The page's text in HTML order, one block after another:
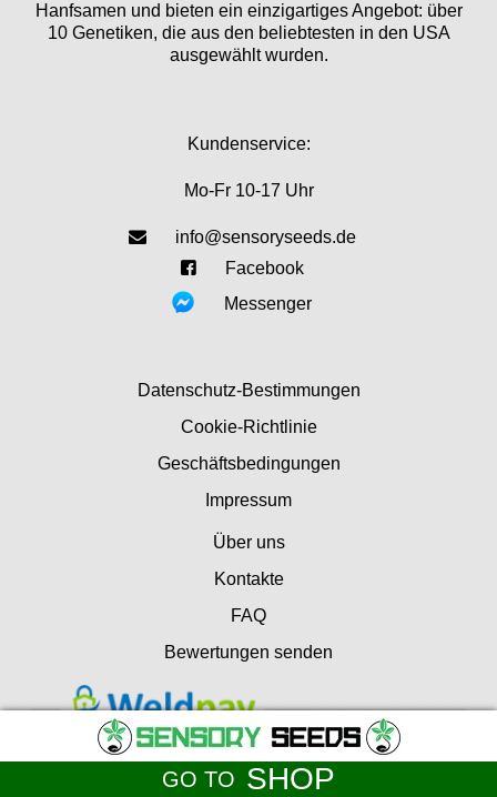
Hanfsamen und bieten ein einzigartiges Angebot: über
10 Genetiken, die aus den beliebtesten in den USA
ausgewählt wurden.
Kundenservice:
Mo-Fr 10-17 Uhr
info@sensoryseeds.de
Facebook
Messenger
Datenschutz-Bestimmungen
Cookie-Richtlinie
Geschäftsbedingungen
Impressum
Über uns
Kontakte
FAQ
Bewertungen senden
GO TO SHOP